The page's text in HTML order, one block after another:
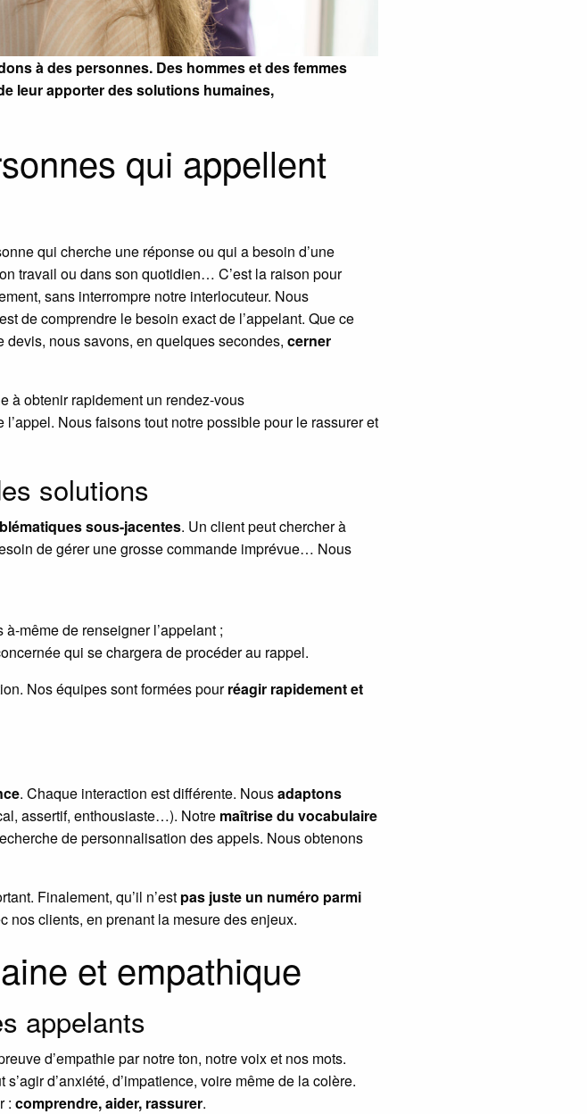
à des personnes. Des hommes et des femmes
leur apporter des solutions humaines,
qui appellent
qui cherche une réponse ou qui a besoin d’une
travail ou dans son quotidien… C’est la raison pour
sans interrompre notre interlocuteur. Nous
de comprendre le besoin exact de l’appelant. Que ce
nous savons, en quelques secondes, cerner
à obtenir rapidement un rendez-vous
Nous faisons tout notre possible pour le rassurer et
solutions
sous-jacentes. Un client peut chercher à
de gérer une grosse commande imprévue… Nous
même de renseigner l’appelant ;
qui se chargera de procéder au rappel.
Nos équipes sont formées pourréagir rapidement et
. Chaque interaction est différente. Nousadaptons
assertif, enthousiaste…). Notre maîtrise du vocabulaire
de personnalisation des appels. Nous obtenons
Finalement, qu’il n’est pas juste un numéro parmi
nos clients, en prenant la mesure des enjeux.
et empathique
appelants
d’empathie par notre ton, notre voix et nos mots.
s’agir d’anxiété, d’impatience, voire même de la colère.
: comprendre, aider, rassurer.